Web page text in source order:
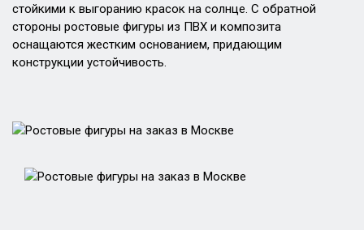
стойкими к выгоранию красок на солнце. С обратной
стороны ростовые фигуры из ПВХ и композита
оснащаются жестким основанием, придающим
конструкции устойчивость.